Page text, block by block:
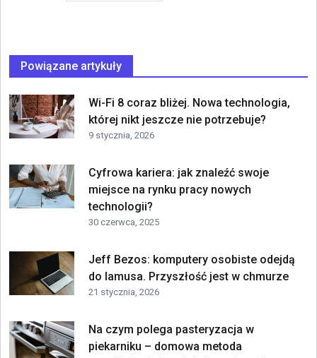
Powiązane artykuły
Wi-Fi 8 coraz bliżej. Nowa technologia,
której nikt jeszcze nie potrzebuje?
9 stycznia, 2026
Cyfrowa kariera: jak znaleźć swoje
miejsce na rynku pracy nowych
technologii?
30 czerwca, 2025
Jeff Bezos: komputery osobiste odejdą
do lamusa. Przyszłość jest w chmurze
21 stycznia, 2026
Na czym polega pasteryzacja w
piekarniku – domowa metoda